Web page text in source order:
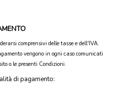
comprensivi delle tasse e dell'IVA.
vengono in ogni caso comunicati
o le presenti Condizioni.
di pagamento: